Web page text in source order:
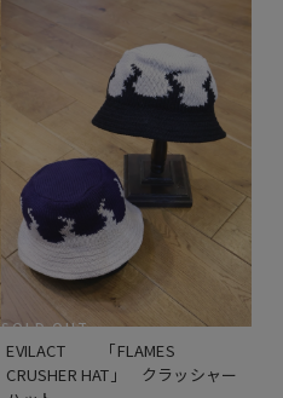
SOLD OUT
EVILACT 　　「FLAMES
CRUSHER HAT」　クラッシャー